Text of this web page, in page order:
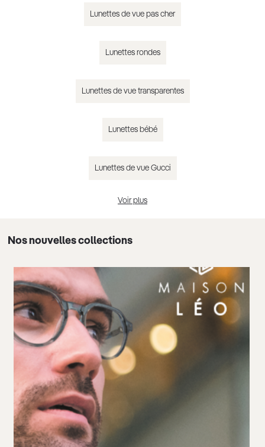
Lunettes de vue pas cher
Lunettes rondes
Lunettes de vue transparentes
Lunettes bébé
Lunettes de vue Gucci
Lunettes de vue Chloé
Lunettes de vue Guess
Lunettes de vue femme tendance 2025
Lunettes de vue homme tendance 2025
Lunettes de vue noir
Voir plus
Nos nouvelles collections